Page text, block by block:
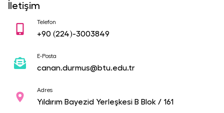
İletişim
Telefon
+90 (224)-3003849
E-Posta
canan.durmus@btu.edu.tr
Adres
Yıldırım Bayezid Yerleşkesi B Blok / 161